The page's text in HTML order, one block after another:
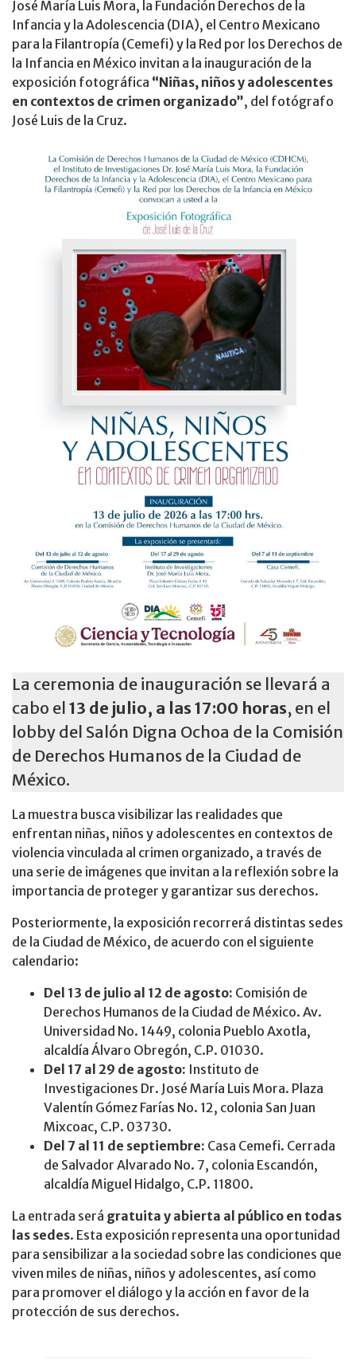
José María Luis Mora, la Fundación Derechos de la
Infancia y la Adolescencia (DIA), el Centro Mexicano
para la Filantropía (Cemefi) y la Red por los Derechos de
la Infancia en México invitan a la inauguración de la
exposición fotográfica “Niñas, niños y adolescentes
en contextos de crimen organizado”, del fotógrafo
José Luis de la Cruz.
La ceremonia de inauguración se llevará a
cabo el 13 de julio, a las 17:00 horas, en el
lobby del Salón Digna Ochoa de la Comisión
de Derechos Humanos de la Ciudad de
México.
La muestra busca visibilizar las realidades que
enfrentan niñas, niños y adolescentes en contextos de
violencia vinculada al crimen organizado, a través de
una serie de imágenes que invitan a la reflexión sobre la
importancia de proteger y garantizar sus derechos.
Posteriormente, la exposición recorrerá distintas sedes
de la Ciudad de México, de acuerdo con el siguiente
calendario:
Del 13 de julio al 12 de agosto: Comisión de
Derechos Humanos de la Ciudad de México. Av.
Universidad No. 1449, colonia Pueblo Axotla,
alcaldía Álvaro Obregón, C.P. 01030.
Del 17 al 29 de agosto: Instituto de
Investigaciones Dr. José María Luis Mora. Plaza
Valentín Gómez Farías No. 12, colonia San Juan
Mixcoac, C.P. 03730.
Del 7 al 11 de septiembre: Casa Cemefi. Cerrada
de Salvador Alvarado No. 7, colonia Escandón,
alcaldía Miguel Hidalgo, C.P. 11800.
La entrada será gratuita y abierta al público en todas
las sedes. Esta exposición representa una oportunidad
para sensibilizar a la sociedad sobre las condiciones que
viven miles de niñas, niños y adolescentes, así como
para promover el diálogo y la acción en favor de la
protección de sus derechos.